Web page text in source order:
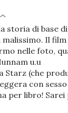
storia di base
Il
nelle foto,
u.u
Starz (che
con
per libro!